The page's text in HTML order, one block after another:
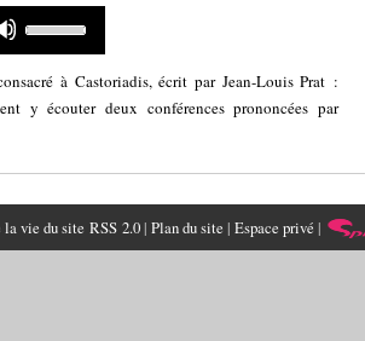
Up/Down
Arrow
keys
to
increase
à Castoriadis, écrit par Jean-Louis Prat :
y écouter deux conférences prononcées par
RSS 2.0| Plan du site | Espace privé |